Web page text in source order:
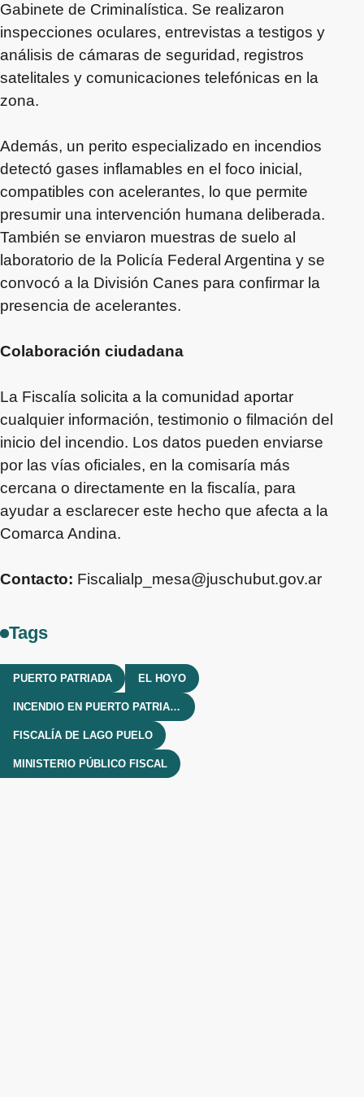
Gabinete de Criminalística. Se realizaron
inspecciones oculares, entrevistas a testigos y
análisis de cámaras de seguridad, registros
satelitales y comunicaciones telefónicas en la
zona.
Además, un perito especializado en incendios
detectó gases inflamables en el foco inicial,
compatibles con acelerantes, lo que permite
presumir una intervención humana deliberada.
También se enviaron muestras de suelo al
laboratorio de la Policía Federal Argentina y se
convocó a la División Canes para confirmar la
presencia de acelerantes.
Colaboración ciudadana
La Fiscalía solicita a la comunidad aportar
cualquier información, testimonio o filmación del
inicio del incendio. Los datos pueden enviarse
por las vías oficiales, en la comisaría más
cercana o directamente en la fiscalía, para
ayudar a esclarecer este hecho que afecta a la
Comarca Andina.
Contacto: Fiscalialp_mesa@juschubut.gov.ar
Tags
PUERTO PATRIADA EL HOYO
INCENDIO EN PUERTO PATRIADA
FISCALÍA DE LAGO PUELO
MINISTERIO PÚBLICO FISCAL